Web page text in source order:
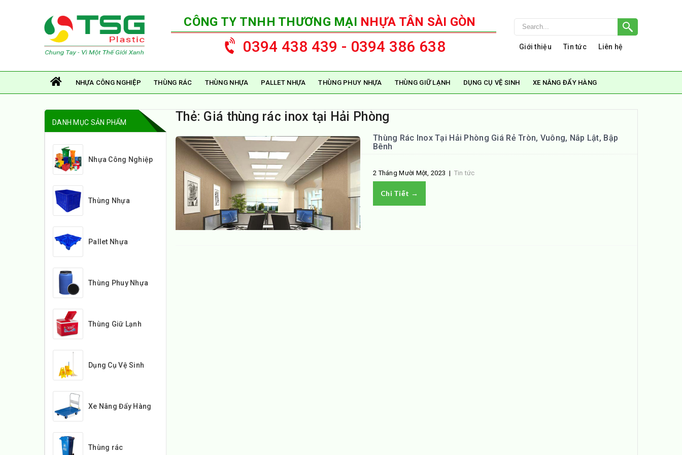
CÔNG TY TNHH THƯƠNG MẠI NHỰA TÂN SÀI GÒN
0394 438 439 - 0394 386 638 Giới thiệu Tin tức Liên hệ
NHỰA CÔNG NGHIỆP THÙNG RÁC THÙNG NHỰA PALLET NHỰA THÙNG PHUY NHỰA THÙNG GIỮ LẠNH DỤNG CỤ VỆ SINH XE NÂNG ĐẨY HÀNG
Thẻ: Giá thùng rác inox tại Hải Phòng
Thùng Rác Inox Tại Hải Phòng Giá Rẻ Tròn, Vuông, Nắp Lật, Bập
Bênh
2 Tháng Mười Một, 2023 | Tin tức
Chi Tiết →
DANH MỤC SẢN PHẨM
Nhựa Công Nghiệp
Thùng Nhựa
Pallet Nhựa
Thùng Phuy Nhựa
Thùng Giữ Lạnh
Dụng Cụ Vệ Sinh
Xe Nâng Đẩy Hàng
Thùng rác